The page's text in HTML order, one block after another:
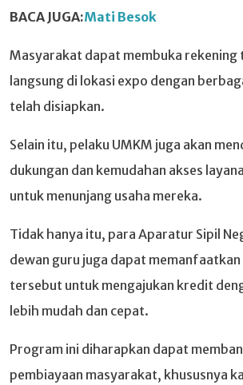
BACA JUGA:Mati Besok
Masyarakat dapat membuka rekening
langsung di lokasi expo dengan
telah disiapkan.
Selain itu, pelaku UMKM juga akan
dukungan dan kemudahan akses
untuk menunjang usaha mereka.
Tidak hanya itu, para Aparatur Sipil
dewan guru juga dapat
tersebut untuk mengajukan kredit
lebih mudah dan cepat.
Program ini diharapkan dapat
pembiayaan masyarakat, khususnya